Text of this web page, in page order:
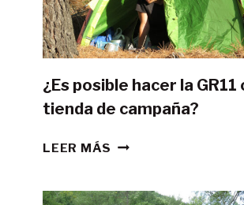
¿Es posible hacer la GR11
tienda de campaña?
LEER MÁS ¿ES
LA